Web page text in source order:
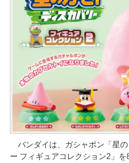
バンダイは、ガシャポン「星の
ー フィギュアコレクション2」を